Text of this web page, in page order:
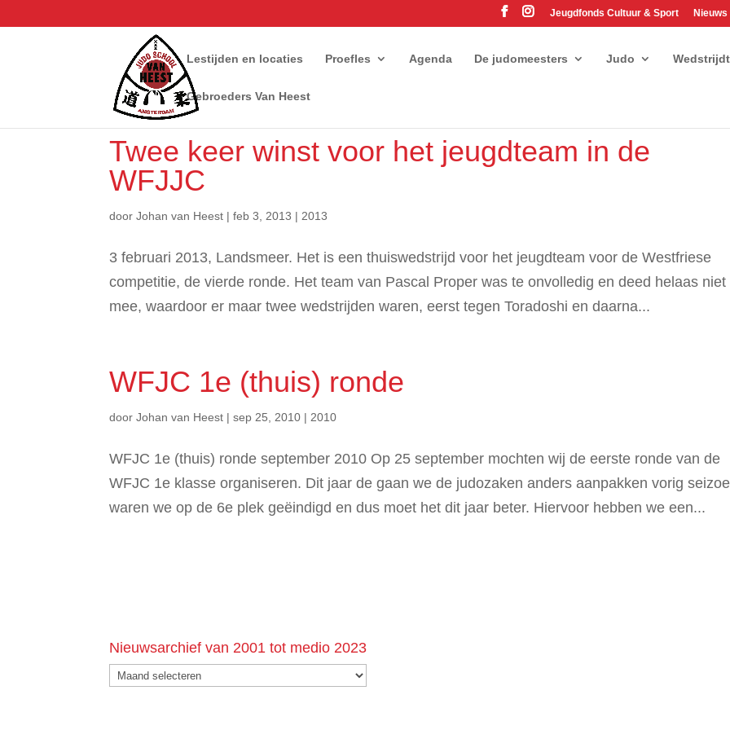
Jeugdfonds Cultuur & Sport Nieuws
Lestijden en locaties Proefles Agenda De judomeesters Judo
Gebroeders Van Heest
Twee keer winst voor het jeugdteam in de
WFJJC
doorJohan van Heest |feb 3, 2013 | 2013
3 februari 2013, Landsmeer. Het is een thuiswedstrijd voor het jeugdteam voor de Westfriese
competitie, de vierde ronde. Het team van Pascal Proper was te onvolledig en deed helaas niet
mee, waardoor er maar twee wedstrijden waren, eerst tegen Toradoshi en daarna...
WFJC 1e (thuis) ronde
doorJohan van Heest |sep 25, 2010 | 2010
WFJC 1e (thuis) ronde september 2010 Op 25 september mochten wij de eerste ronde van de
WFJC 1e klasse organiseren. Dit jaar de gaan we de judozaken anders aanpakken vorig
waren we op de 6e plek geëindigd en dus moet het dit jaar beter. Hiervoor hebben we een...
Nieuwsarchief van 2001 tot medio 2023
Nieuwsarchief
van